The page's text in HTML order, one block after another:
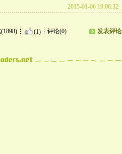
2015-01-06 19:06:32
(1) 评论(0) 发表评论